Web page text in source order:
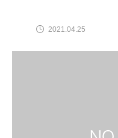
2021.04.25